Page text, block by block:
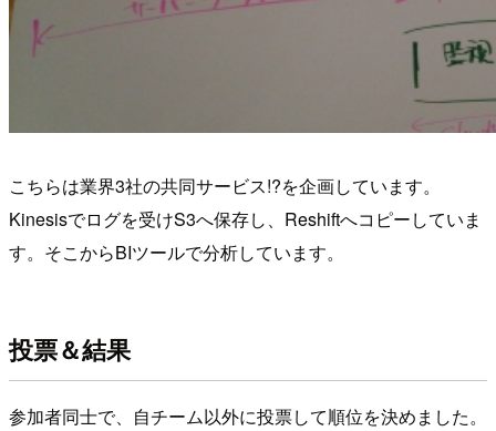
こちらは業界3社の共同サービス!?を企画しています。
Kinesisでログを受けS3へ保存し、Reshiftへコピーしていま
す。そこからBIツールで分析しています。
投票＆結果
参加者同士で、自チーム以外に投票して順位を決めました。